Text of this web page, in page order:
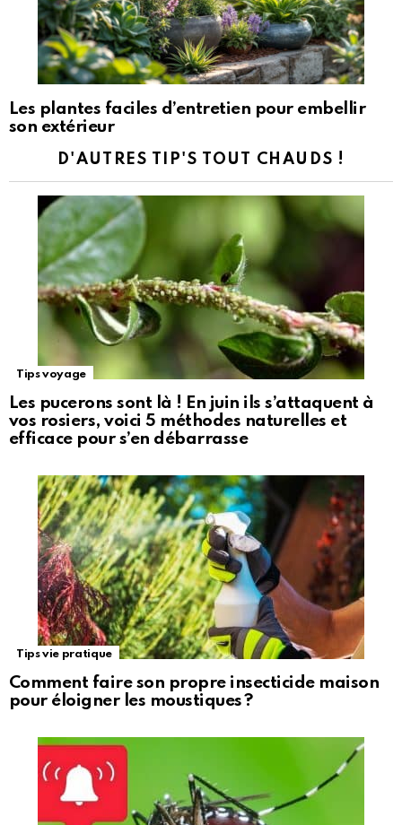
Les plantes faciles d’entretien pour embellir
son extérieur
D'AUTRES TIP'S TOUT CHAUDS !
Tips voyage
Les pucerons sont là ! En juin ils s’attaquent à
vos rosiers, voici 5 méthodes naturelles et
efficace pour s’en débarrasse
Tips vie pratique
Comment faire son propre insecticide maison
pour éloigner les moustiques ?